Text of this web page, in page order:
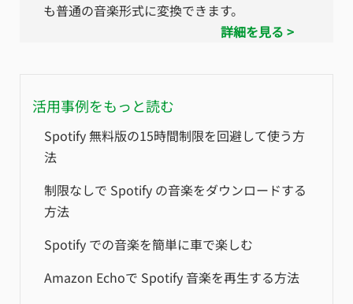
も普通の音楽形式に変換できます。
詳細を見る >
活用事例をもっと読む
Spotify 無料版の15時間制限を回避して使う方
法
制限なしで Spotify の音楽をダウンロードする
方法
Spotify での音楽を簡単に車で楽しむ
Amazon Echoで Spotify 音楽を再生する方法